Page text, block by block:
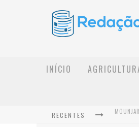
INÍCIO
RECENTES